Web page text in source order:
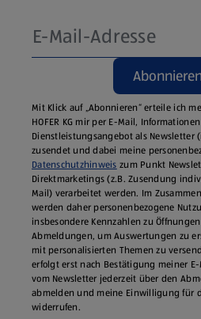
Mit Klick auf „Abonnieren“ erteile ich
HOFER KG mir per E-Mail,
Dienstleistungsangebot als Newsletter
zusendet und dabei meine
Datenschutzhinweis zum Punkt
Direktmarketings (z.B. Zusendung
Mail) verarbeitet werden. Im
werden daher personenbezogene
insbesondere Kennzahlen zu
Abmeldungen, um Auswertungen zu
mit personalisierten Themen zu
erfolgt erst nach Bestätigung meiner
vom Newsletter jederzeit über den
abmelden und meine Einwilligung für
widerrufen.